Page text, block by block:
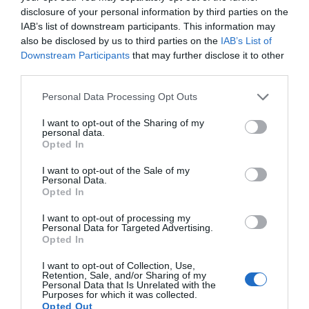
disclosure of your personal information by third parties on the
IAB’s list of downstream participants. This information may
also be disclosed by us to third parties on the IAB’s List of
Downstream Participants that may further disclose it to other
Personal Data Processing Opt Outs
I want to opt-out of the Sharing of my
personal data.
Opted In
I want to opt-out of the Sale of my
Personal Data.
Opted In
I want to opt-out of processing my
Personal Data for Targeted Advertising.
Opted In
I want to opt-out of Collection, Use,
Retention, Sale, and/or Sharing of my
Personal Data that Is Unrelated with the
Purposes for which it was collected.
Opted Out
Eulogio López
Argumentos
Eclipse Sánchez: "No te olvides de las gafas
protectoras. Así, el 12 de agosto sólo
Hispanidad
Vox pide devolver a los hijos con